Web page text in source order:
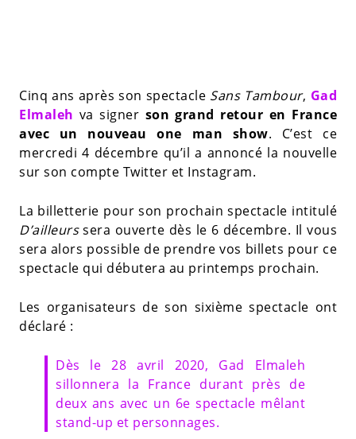
Cinq ans après son spectacle Sans Tambour, Gad
Elmaleh va signer son grand retour en France
avec un nouveau one man show. C’est ce
mercredi 4 décembre qu’il a annoncé la nouvelle
sur son compte Twitter et Instagram.
La billetterie pour son prochain spectacle intitulé
D’ailleurssera ouverte dès le 6 décembre. Il vous
sera alors possible de prendre vos billets pour ce
spectacle qui débutera au printemps prochain.
Les organisateurs de son sixième spectacle ont
déclaré :
Dès le 28 avril 2020, Gad Elmaleh
sillonnera la France durant près de
deux ans avec un 6e spectacle mêlant
stand-up et personnages.